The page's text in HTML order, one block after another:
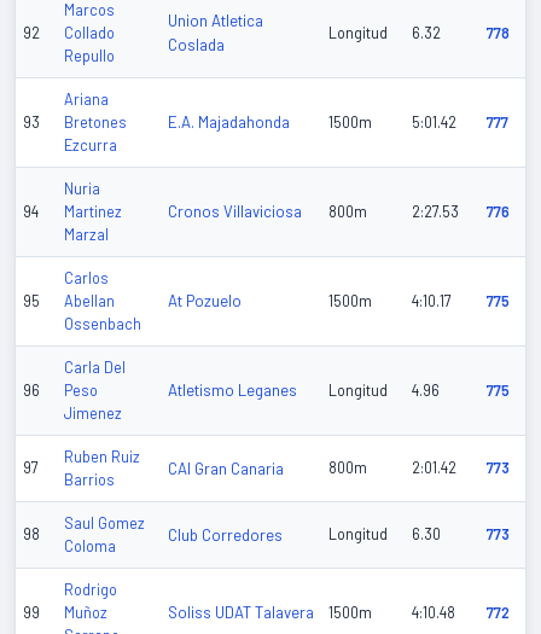
92
Marcos
Collado
Repullo
Union Atletica
Coslada
Longitud 6.32 778
93
Ariana
Bretones
Ezcurra
E.A. Majadahonda 1500m 5:01.42 777
94
Nuria
Martinez
Marzal
Cronos Villaviciosa 800m 2:27.53 776
95
Carlos
Abellan
Ossenbach
At Pozuelo 1500m 4:10.17 775
96
Carla Del
Peso
Jimenez
Atletismo Leganes Longitud 4.96 775
97
Ruben Ruiz
Barrios
CAI Gran Canaria 800m 2:01.42 773
98
Saul Gomez
Coloma
Club Corredores Longitud 6.30 773
99
Rodrigo
Muñoz
Soliss UDAT Talavera 1500m 4:10.48 772